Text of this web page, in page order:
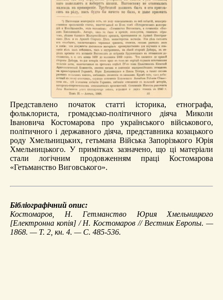
Представлено початок статті історика, етнографа,
фольклориста, громадсько-політичного діяча Миколи
Івановича Костомарова про українського військового,
політичного і державного діяча, представника козацького
роду Хмельницьких, гетьмана Війська Запорізького Юрія
Хмельницького. У примітках зазначено, що ці матеріали
стали логічним продовженням праці Костомарова
«Гетьманство Виговського».
Бібліографічний опис:
Костомаров, Н. Гетманство Юрия Хмельницкого
[Електронна копія] / Н. Костомаров // Вестник Европы. —
1868. — Т. 2, кн. 4. — С. 485-536.